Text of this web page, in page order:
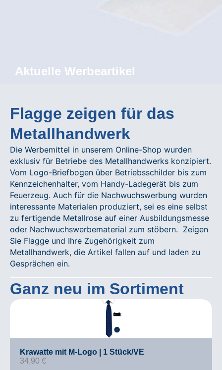
Aktuelle Werbeartikel
Flagge zeigen für das
Metallhandwerk
Die Werbemittel in unserem Online-Shop wurden
exklusiv für Betriebe des Metallhandwerks konzipiert.
Vom Logo-Briefbogen über Betriebsschilder bis zum
Kennzeichenhalter, vom Handy-Ladegerät bis zum
Feuerzeug. Auch für die Nachwuchswerbung wurden
interessante Materialen produziert, sei es eine selbst
zu fertigende Metallrose auf einer Ausbildungsmesse
oder Nachwuchswerbematerial zum stöbern. Zeigen
Sie Flagge und Ihre Zugehörigkeit zum
Metallhandwerk, die Artikel fallen auf und laden zu
Gesprächen ein.
Ganz neu im Sortiment
Krawatte mit M-Logo | 1 Stück/VE
34,90 €